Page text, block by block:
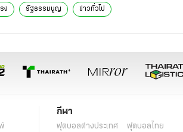
ง รัฐธรรมนูญ ข่าวทั่วไป
กีฬา
ฟุตบอลต่่างประเทศ
ฟุตบอลไทย